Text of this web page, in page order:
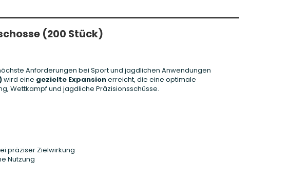
(200 Stück)
Anforderungen bei Sport und jagdlichen Anwendungen
wird eine gezielte Expansionerreicht, die eine optimale
Wettkampf und jagdliche Präzisionsschüsse.
präziser Zielwirkung
Nutzung